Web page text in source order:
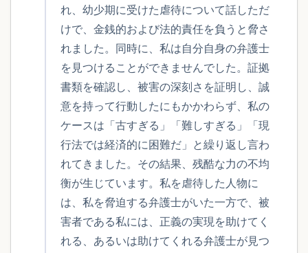
れ、幼少期に受けた虐待について話しただ
けで、金銭的および法的責任を負うと脅さ
れました。同時に、私は自分自身の弁護士
を見つけることができませんでした。証拠
書類を確認し、被害の深刻さを証明し、誠
意を持って行動したにもかかわらず、私の
ケースは「古すぎる」「難しすぎる」「現
行法では経済的に困難だ」と繰り返し言わ
れてきました。その結果、残酷な力の不均
衡が生じています。私を虐待した人物に
は、私を脅迫する弁護士がいた一方で、被
害者である私には、正義の実現を助けてく
れる、あるいは助けてくれる弁護士が見つ